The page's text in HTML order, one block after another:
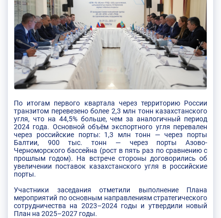
По итогам первого квартала через территорию России
транзитом перевезено более 2,3 млн тонн казахстанского
угля, что на 44,5% больше, чем за аналогичный период
2024 года. Основной объём экспортного угля перевален
через российские порты: 1,3 млн тонн — через порты
Балтии, 900 тыс. тонн — через порты Азово-
Черноморского бассейна (рост в пять раз по сравнению с
прошлым годом). На встрече стороны договорились об
увеличении поставок казахстанского угля в российские
порты.
Участники заседания отметили выполнение Плана
мероприятий по основным направлениям стратегического
сотрудничества на 2023–2024 годы и утвердили новый
План на 2025–2027 годы.